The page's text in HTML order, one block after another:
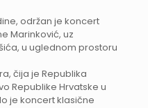
održan je koncert
Marinković, uz
u uglednom prostoru
čija je Republika
Republike Hrvatske u
je koncert klasične